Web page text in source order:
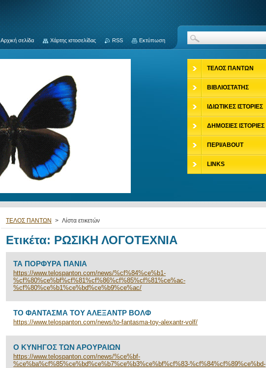
ΤΕΛΟΣ ΠΑΝΤΩΝ > Λίστα ετικετών
Ετικέτα: ΡΩΣΙΚΗ ΛΟΓΟΤΕΧΝΙΑ
ΤΑ ΠΟΡΦΥΡΑ ΠΑΝΙΑ
https://www.telospanton.com/news/%cf%84%ce%b1-
%cf%80%ce%bf%cf%81%cf%86%cf%85%cf%81%ce%ac-
%cf%80%ce%b1%ce%bd%ce%b9%ce%ac/
ΤΟ ΦΑΝΤΑΣΜΑ ΤΟΥ ΑΛΕΞΑΝΤΡ ΒΟΛΦ
https://www.telospanton.com/news/to-fantasma-toy-alexantr-volf/
Ο ΚΥΝΗΓΟΣ ΤΩΝ ΑΡΟΥΡΑΙΩΝ
https://www.telospanton.com/news/%ce%bf-
%ce%ba%cf%85%ce%bd%ce%b7%ce%b3%ce%bf%cf%83-%cf%84%cf%89%ce%bd-
ΤΕΛΟΣ ΠΑΝΤΩΝ
ΒΙΒΛΙΟΣΤΑΤΗΣ
ΙΔΙΩΤΙΚΕΣ ΙΣΤΟΡΙΕΣ
ΔΗΜΟΣΙΕΣ ΙΣΤΟΡΙΕΣ
ΠΕΡΙ/ABOUT
LINKS
Αρχική σελίδα Χάρτης ιστοσελίδας RSS Εκτύπωση